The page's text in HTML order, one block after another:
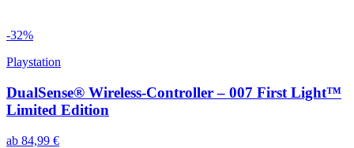
-32%
Playstation
DualSense® Wireless-Controller – 007 First Light™
Limited Edition
ab 84,99 €